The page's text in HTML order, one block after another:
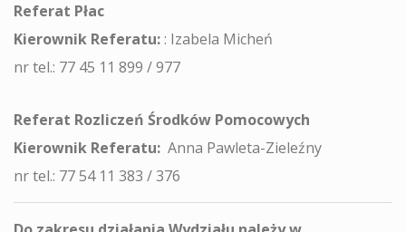
Referat Płac
Kierownik Referatu:: Izabela Micheń
nr tel.: 77 45 11 899 / 977
Referat Rozliczeń Środków Pomocowych
Kierownik Referatu: Anna Pawleta-Zieleźny
nr tel.: 77 54 11 383 / 376